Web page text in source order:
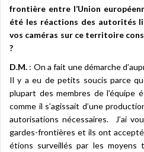
frontière entre l’Union
été les réactions des autorités
vos caméras sur ce territoire
?
D.M. : On a fait une démarche
Il y a eu de petits soucis parce
plupart des membres de l’équipe
comme il s’agissait d’une
autorisations nécessaires. J’ai
gardes-frontières et ils ont
étions surveillés par les moyens